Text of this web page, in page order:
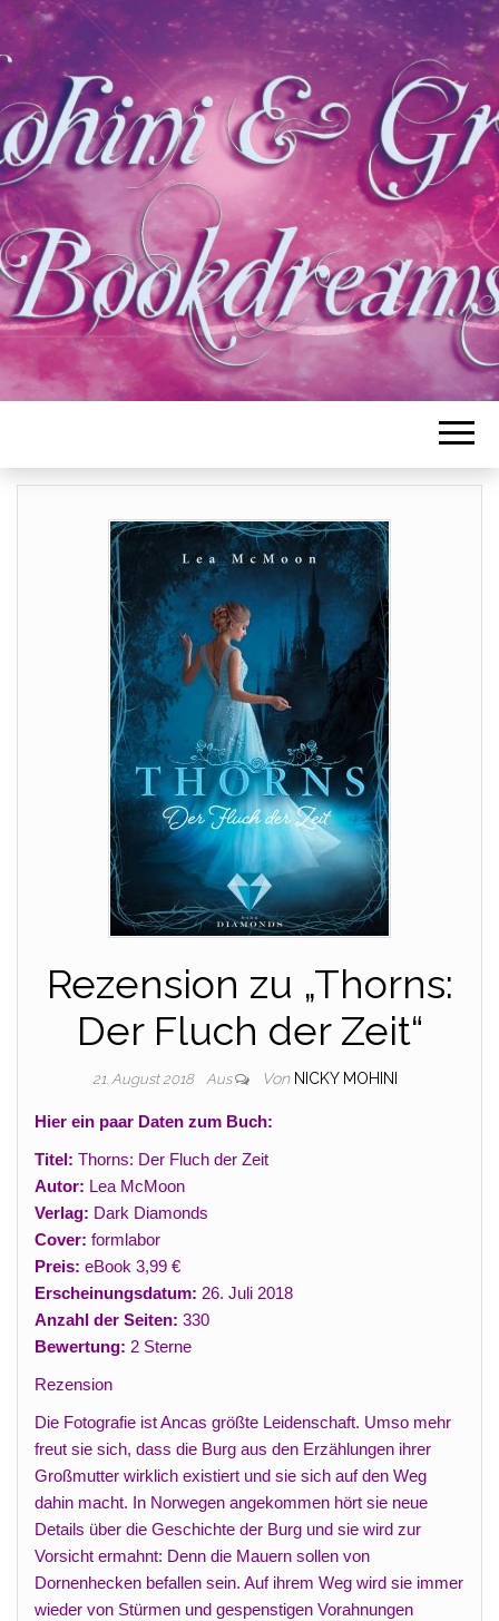
Rezension zu „Thorns:
Der Fluch der Zeit“
21. August 2018 Aus Von NICKY MOHINI
Hier ein paar Daten zum Buch:
Titel: Thorns: Der Fluch der Zeit
Autor: Lea McMoon
Verlag: Dark Diamonds
Cover: formlabor
Preis: eBook 3,99 €
Erscheinungsdatum: 26. Juli 2018
Anzahl der Seiten: 330
Bewertung: 2 Sterne
Rezension
Die Fotografie ist Ancas größte Leidenschaft. Umso mehr
freut sie sich, dass die Burg aus den Erzählungen ihrer
Großmutter wirklich existiert und sie sich auf den Weg
dahin macht. In Norwegen angekommen hört sie neue
Details über die Geschichte der Burg und sie wird zur
Vorsicht ermahnt: Denn die Mauern sollen von
Dornenhecken befallen sein. Auf ihrem Weg wird sie immer
wieder von Stürmen und gespenstigen Vorahnungen